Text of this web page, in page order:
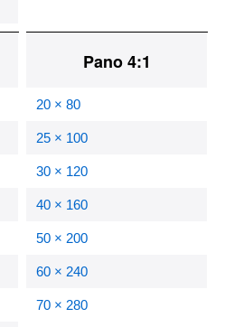
Pano 4:1
20 × 80
25 × 100
30 × 120
40 × 160
50 × 200
60 × 240
70 × 280